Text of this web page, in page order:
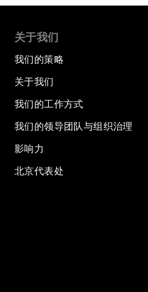
关于我们
我们的策略
关于我们
我们的工作方式
我们的领导团队与组织治理
影响力
北京代表处